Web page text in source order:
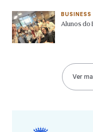
Alunos do
Ver